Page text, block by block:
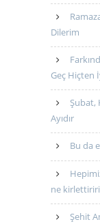
Dilerim
Geç Hiçten
Şubat,
Ayıdır
Bu da
ne
Şehit